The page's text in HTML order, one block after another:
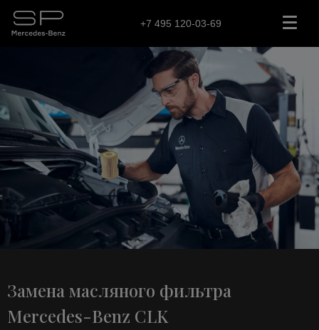
+7 495 120-03-69
Замена масляного фильтра
Mercedes-Benz CLK